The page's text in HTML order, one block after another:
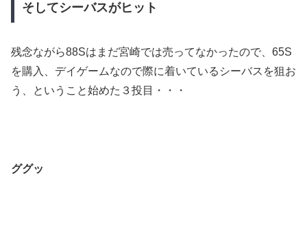
そしてシーバスがヒット
残念ながら88Sはまだ宮崎では売ってなかったので、65S
を購入、デイゲームなので際に着いているシーバスを狙お
う、ということ始めた３投目・・・
ググッ